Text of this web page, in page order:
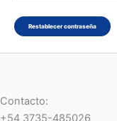
Restablecer contraseña
Contacto:
+54 3735-485026